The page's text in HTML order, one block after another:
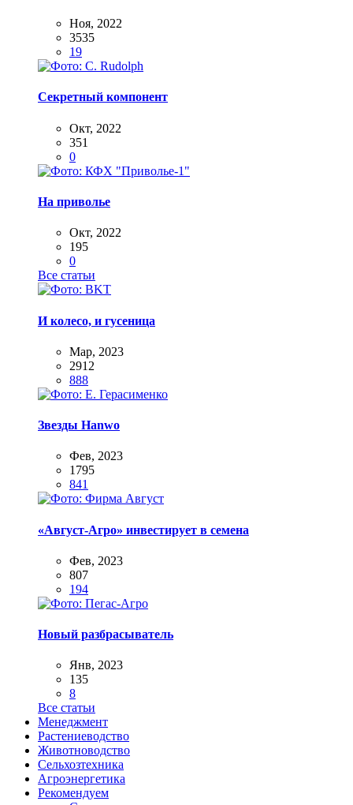
Ноя, 2022
3535
19
Секретный компонент
Окт, 2022
351
0
На приволье
Окт, 2022
195
0
Все статьи
И колесо, и гусеница
Мар, 2023
2912
888
Звезды Hanwo
Фев, 2023
1795
841
«Август-Агро» инвестирует в семена
Фев, 2023
807
194
Новый разбрасыватель
Янв, 2023
135
8
Все статьи
Менеджмент
Растениеводство
Животноводство
Сельхозтехника
Агроэнергетика
Рекомендуем